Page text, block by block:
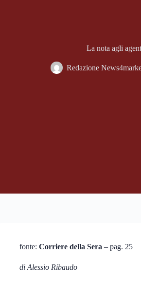
La nota agli
Redazione
fonte: Corriere della Sera – pag. 25
di Alessio Ribaudo